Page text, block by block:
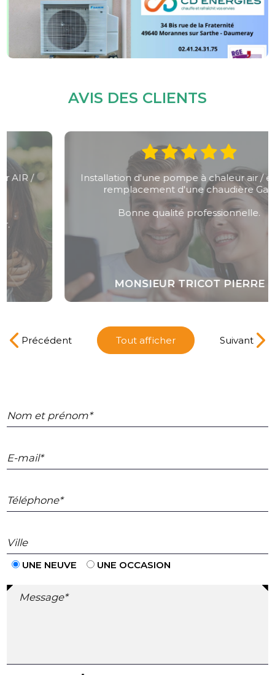
AVIS DES CLIENTS
Installation d'une pompe à chaleur air / eau en
remplacement d'une chaudière Gaz.
Bonne qualité professionnelle.
MONSIEUR TRICOT PIERRE
Précédent Tout afficher Suivant
Nom et prénom*
E-mail*
Téléphone*
Ville
UNE NEUVE UNE OCCASION
Message*